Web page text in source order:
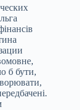
б бути,